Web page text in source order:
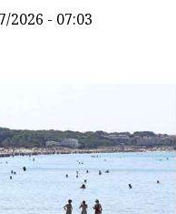
2026 - 07:03